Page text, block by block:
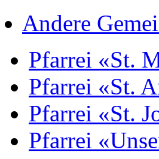
Andere
Pfarrei «St.
Pfarrei «St.
Pfarrei «St.
Pfarrei